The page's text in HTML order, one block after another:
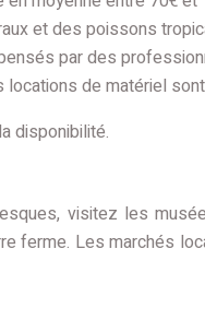
et des poissons
par des
de matériel
disponibilité.
visitez les
ferme. Les marchés